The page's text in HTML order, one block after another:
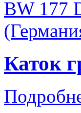
Каток